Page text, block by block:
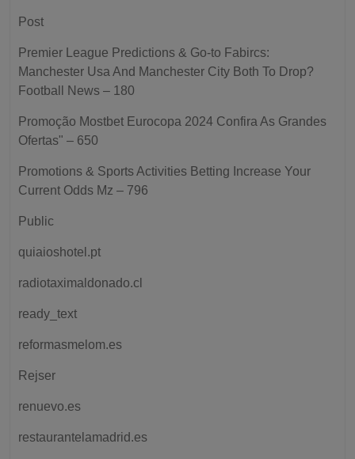
Post
Premier League Predictions & Go-to Fabircs:
Manchester Usa And Manchester City Both To Drop?
Football News – 180
Promoção Mostbet Eurocopa 2024 Confira As Grandes
Ofertas" – 650
Promotions & Sports Activities Betting Increase Your
Current Odds Mz – 796
Public
quiaioshotel.pt
radiotaximaldonado.cl
ready_text
reformasmelom.es
Rejser
renuevo.es
restaurantelamadrid.es